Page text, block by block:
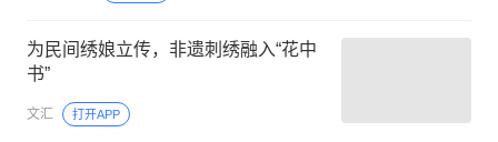
为民间绣娘立传，非遗刺绣融入“花中
书”
文汇 打开APP